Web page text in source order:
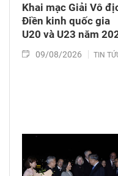
Khai mạc Giải Vô
Điền kinh quốc gia
U20 và U23 năm
09/08/2026 TIN